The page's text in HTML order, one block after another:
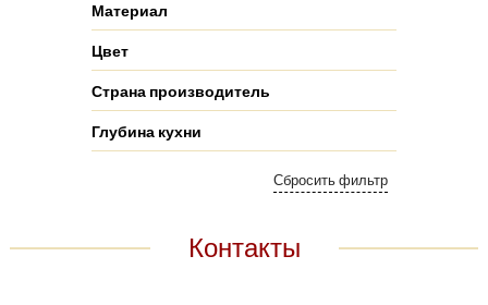
Материал
Цвет
Страна производитель
Глубина кухни
Контакты